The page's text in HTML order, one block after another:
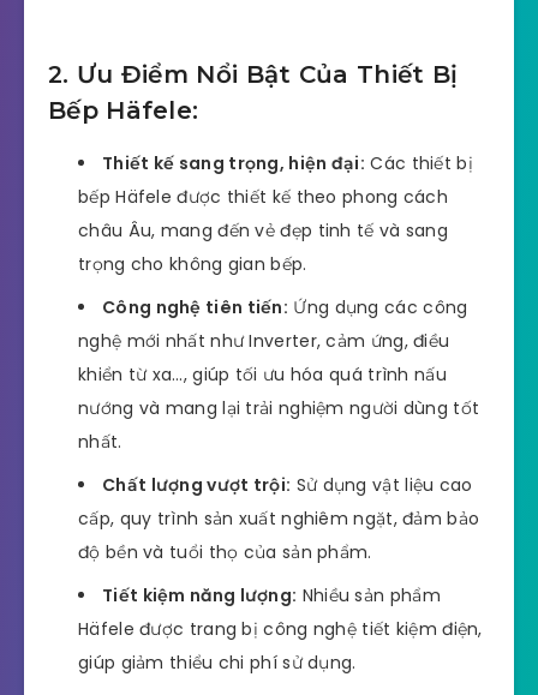
2. Ưu Điểm Nổi Bật Của Thiết Bị
Bếp Häfele:
Thiết kế sang trọng, hiện đại: Các thiết bị
bếp Häfele được thiết kế theo phong cách
châu Âu, mang đến vẻ đẹp tinh tế và sang
trọng cho không gian bếp.
Công nghệ tiên tiến: Ứng dụng các công
nghệ mới nhất như Inverter, cảm ứng, điều
khiển từ xa…, giúp tối ưu hóa quá trình nấu
nướng và mang lại trải nghiệm người dùng tốt
nhất.
Chất lượng vượt trội: Sử dụng vật liệu cao
cấp, quy trình sản xuất nghiêm ngặt, đảm bảo
độ bền và tuổi thọ của sản phẩm.
Tiết kiệm năng lượng: Nhiều sản phẩm
Häfele được trang bị công nghệ tiết kiệm điện,
giúp giảm thiểu chi phí sử dụng.